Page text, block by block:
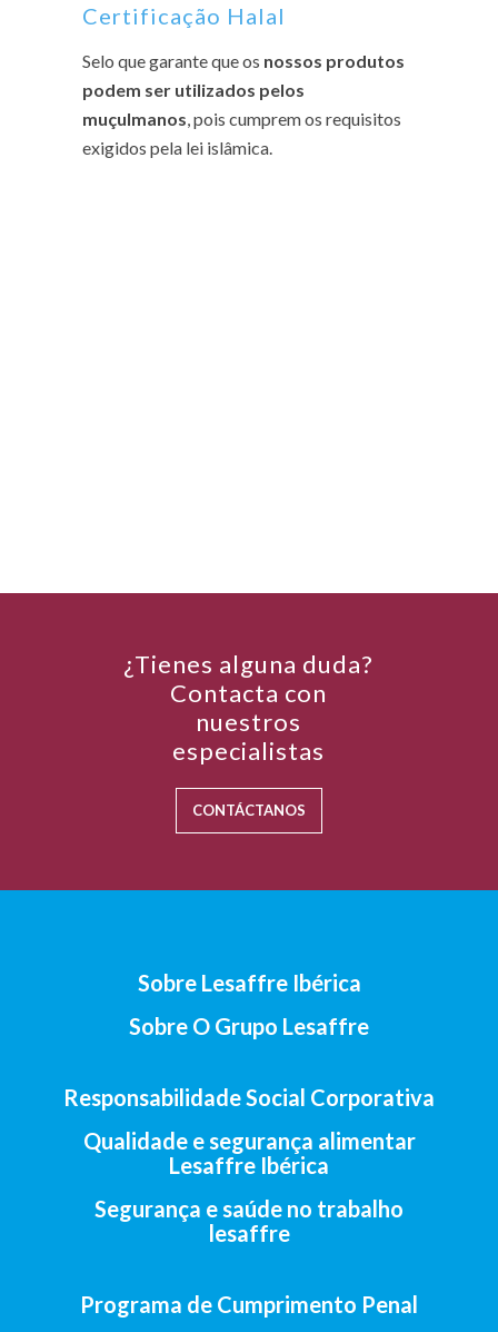
Certificação Halal
Selo que garante que os nossos produtos
podem ser utilizados pelos
muçulmanos , pois cumprem os requisitos
exigidos pela lei islâmica.
¿Tienes alguna duda?
Contacta con
nuestros
especialistas
CONTÁCTANOS
Sobre Lesaffre Ibérica
Sobre O Grupo Lesaffre
Responsabilidade Social Corporativa
Qualidade e segurança alimentar
Lesaffre Ibérica
Segurança e saúde no trabalho
lesaffre
Programa de Cumprimento Penal